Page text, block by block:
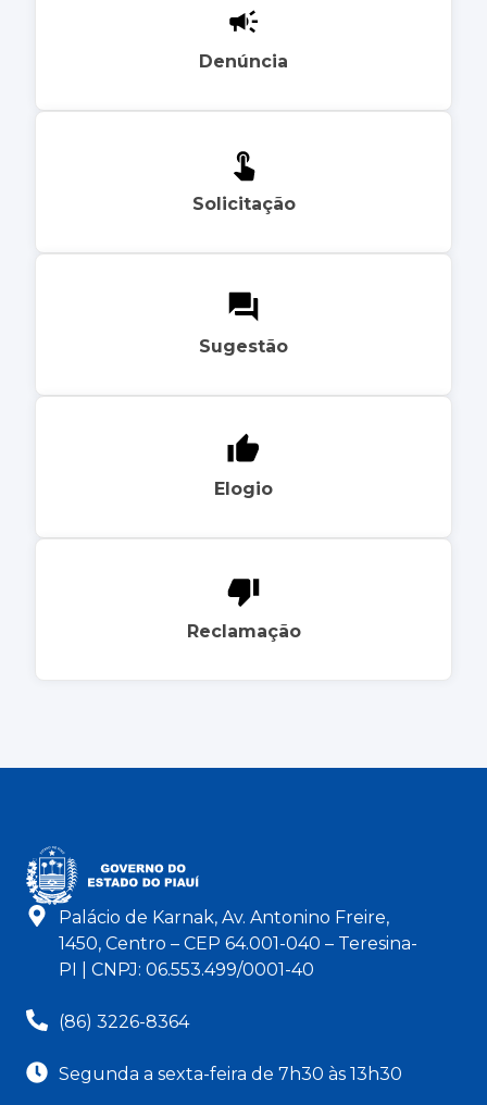
Denúncia
Solicitação
Sugestão
Elogio
Reclamação
Palácio de Karnak, Av. Antonino Freire,
1450, Centro – CEP 64.001-040 – Teresina-
PI | CNPJ: 06.553.499/0001-40
(86) 3226-8364
Segunda a sexta-feira de 7h30 às 13h30